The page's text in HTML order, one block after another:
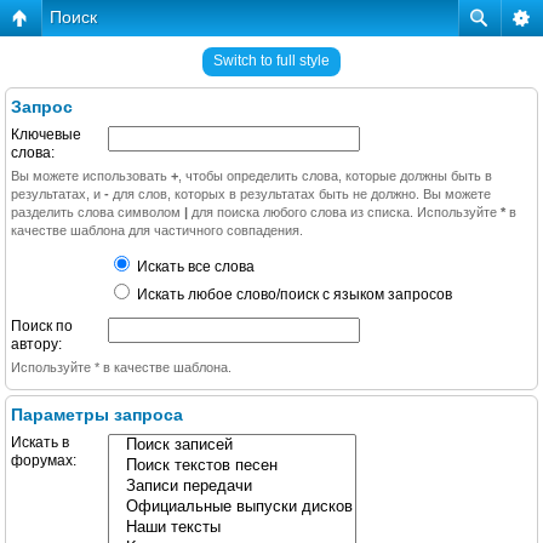
Поиск
Switch to full style
Запрос
Ключевые
слова:
Вы можете использовать + , чтобы определить слова, которые должны быть в
результатах, и - для слов, которых в результатах быть не должно. Вы можете
разделить слова символом | для поиска любого слова из списка. Используйте * в
качестве шаблона для частичного совпадения.
Искать все слова
Искать любое слово/поиск с языком запросов
Поиск по
автору:
Используйте * в качестве шаблона.
Параметры запроса
Искать в
форумах: